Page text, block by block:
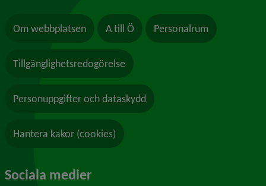
Om webbplatsen A till Ö Personalrum
Tillgänglighetsredogörelse
Personuppgifter och dataskydd
Hantera kakor (cookies)
Sociala medier